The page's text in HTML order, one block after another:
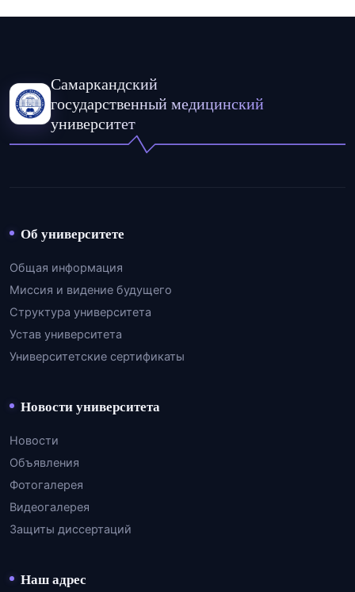
Самаркандский
государственный медицинский
университет
Об университете
Общая информация
Миссия и видение будущего
Структура университета
Устав университета
Университетские сертификаты
Новости университета
Новости
Объявления
Фотогалерея
Видеогалерея
Защиты диссертаций
Наш адрес